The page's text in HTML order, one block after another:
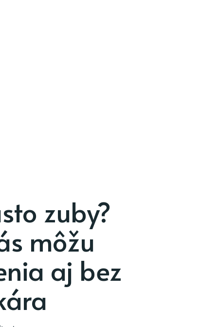
zuby?
môžu
aj bez